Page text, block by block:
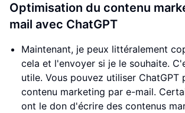
Optimisation du contenu
mail avec ChatGPT
Maintenant, je peux littéralement
cela et l'envoyer si je le souhaite.
utile. Vous pouvez utiliser ChatGPT
contenu marketing par e-mail.
ont le don d'écrire des contenus